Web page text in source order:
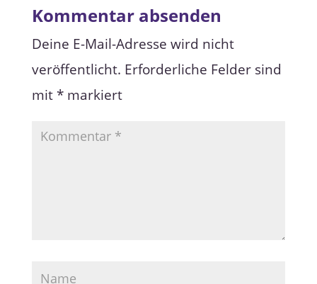
Kommentar absenden
Deine E-Mail-Adresse wird nicht
veröffentlicht. Erforderliche Felder sind
mit *markiert